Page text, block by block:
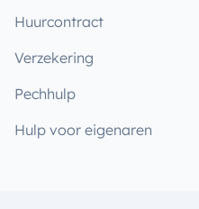
Huurcontract
Verzekering
Pechhulp
Hulp voor eigenaren